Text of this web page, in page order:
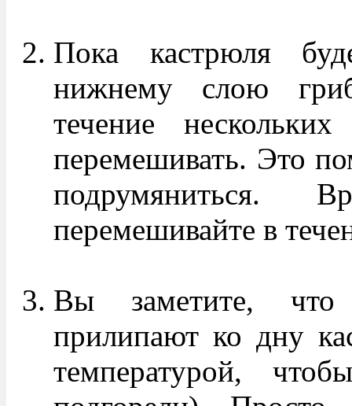
Пока кастрюля
нижнему слою
течение
перемешивать. Это
подрумяниться.
перемешивайте в
Вы заметите,
прилипают ко дну
температурой,